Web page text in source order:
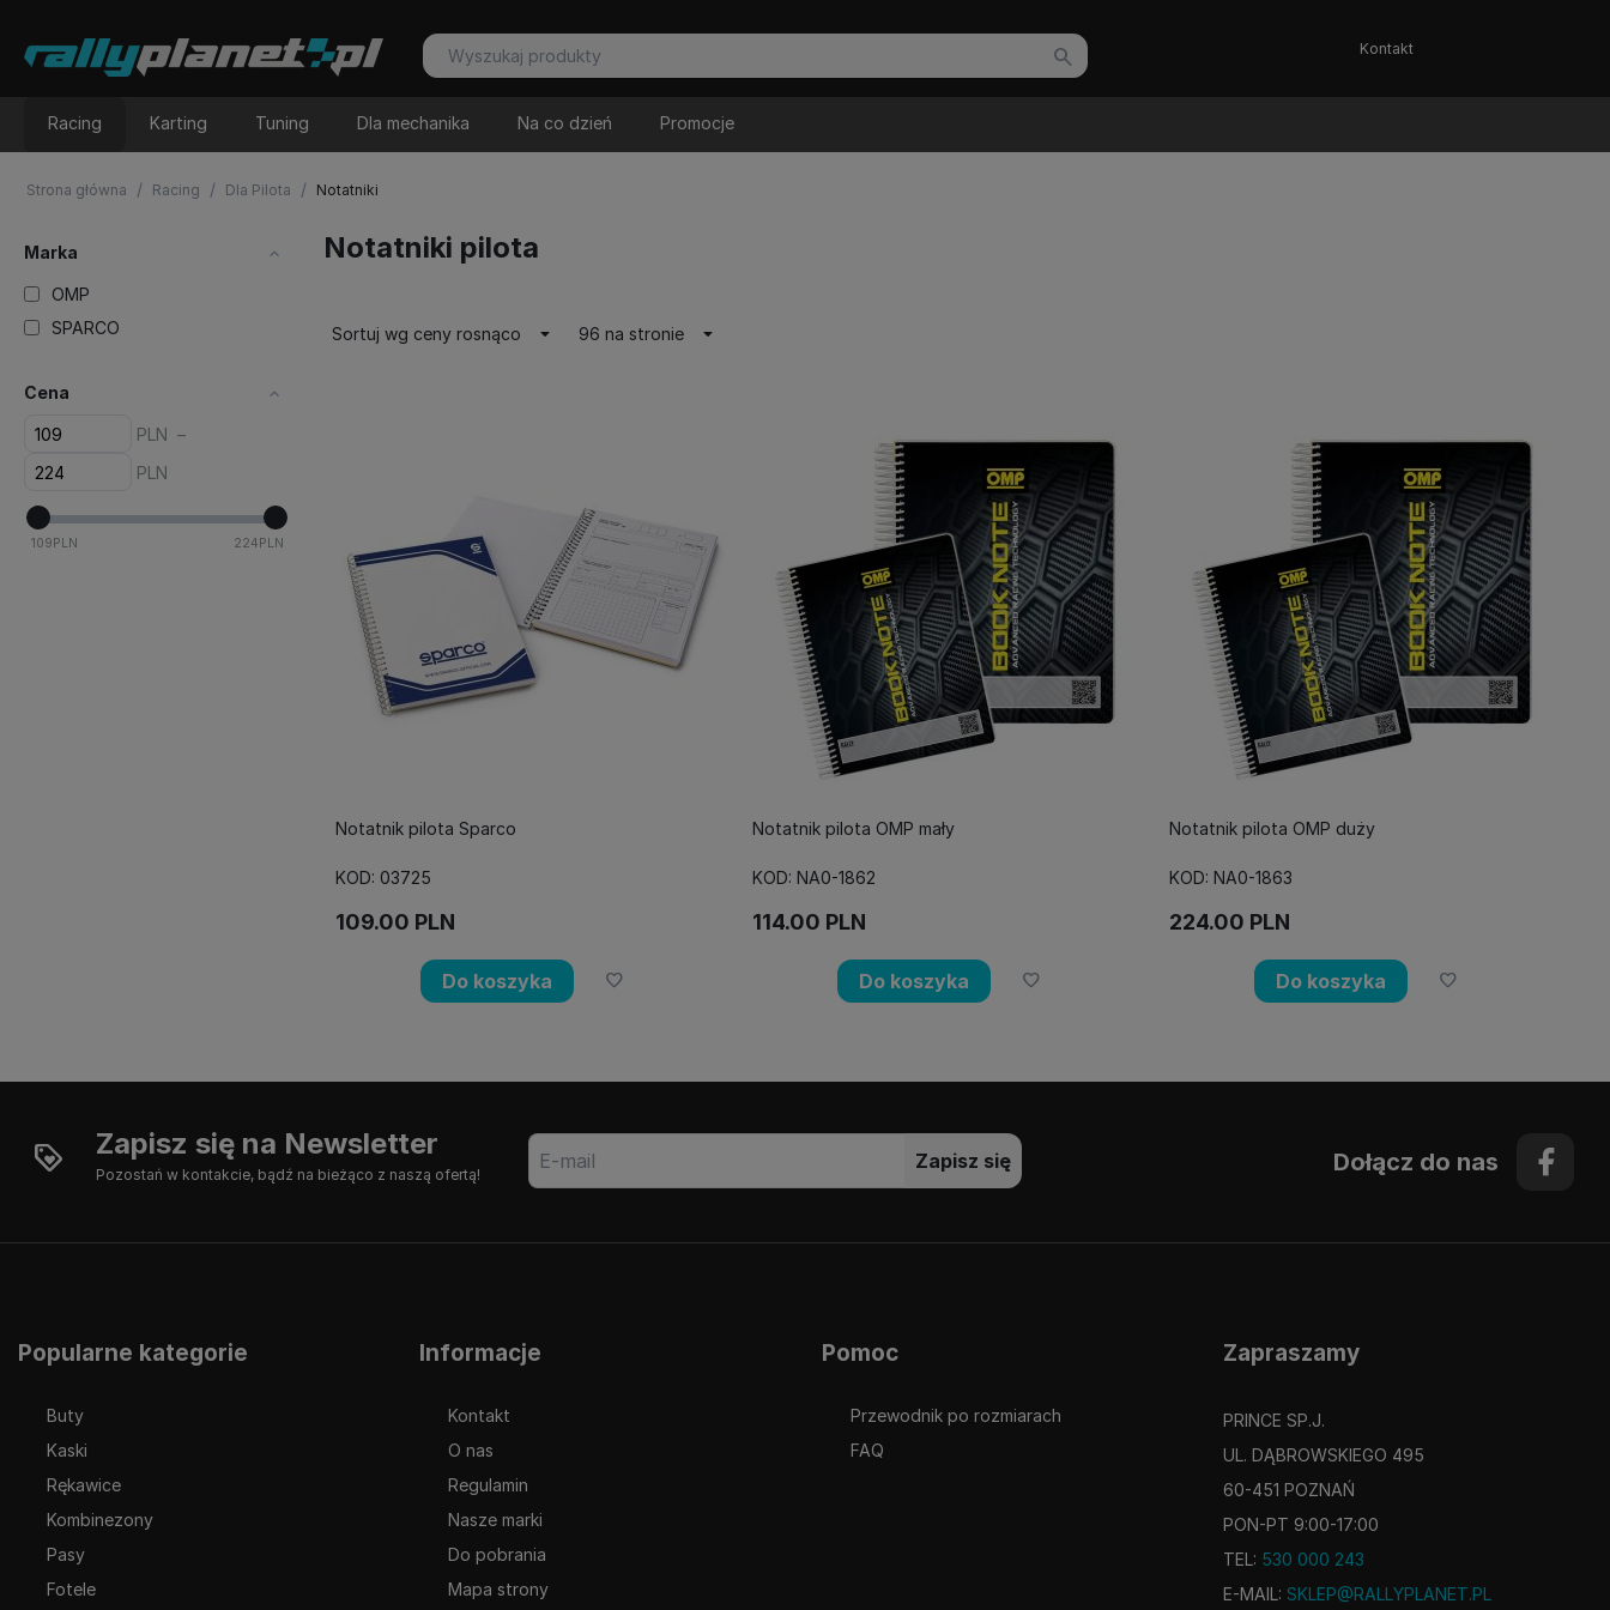
Kontakt
Racing Karting Tuning Dla mechanika Na co dzień Promocje
Strona główna / Racing / Dla Pilota / Notatniki
Marka
OMP
SPARCO
Cena
PLN –
PLN
109PLN 224PLN
Notatniki pilota
Sortuj wg ceny rosnąco 96 na stronie
Notatnik pilota Sparco
KOD: 03725
109.00 PLN
Do koszyka
Notatnik pilota OMP mały
KOD: NA0-1862
114.00 PLN
Do koszyka
Notatnik pilota OMP duży
KOD: NA0-1863
224.00 PLN
Do koszyka
Zapisz się na Newsletter
Pozostań w kontakcie, bądź na bieżąco z naszą ofertą!
Zapisz się Dołącz do nas
Popularne kategorie
Buty
Kaski
Rękawice
Kombinezony
Pasy
Fotele
Informacje
Kontakt
O nas
Regulamin
Nasze marki
Do pobrania
Mapa strony
Pomoc
Przewodnik po rozmiarach
FAQ
Zapraszamy
PRINCE SP.J.
UL. DĄBROWSKIEGO 495
60-451 POZNAŃ
PON-PT 9:00-17:00
TEL: 530 000 243
E-MAIL: SKLEP@RALLYPLANET.PL